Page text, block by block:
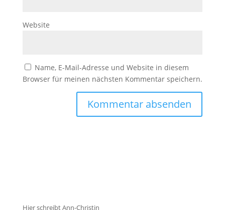
Website
Name, E-Mail-Adresse und Website in diesem
Browser für meinen nächsten Kommentar speichern.
Hier schreibt Ann-Christin